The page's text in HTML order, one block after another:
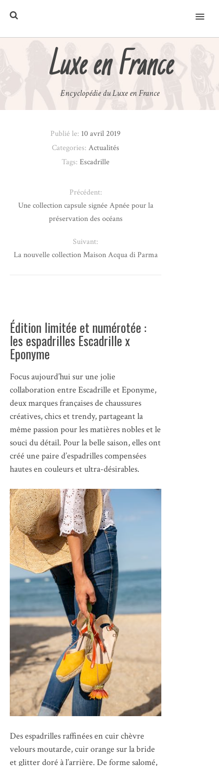
MENU
Luxe en France
Encyclopédie du Luxe en France
Édition limitée et numérotée :
les espadrilles Escadrille x
Eponyme
Focus aujourd’hui sur une jolie
collaboration entre Escadrille et Eponyme,
deux marques françaises de chaussures
créatives, chics et trendy, partageant la
même passion pour les matières nobles et le
souci du détail. Pour la belle saison, elles ont
créé une paire d’espadrilles compensées
hautes en couleurs et ultra-désirables.
Des espadrilles raffinées en cuir chèvre
velours moutarde, cuir orange sur la bride
et glitter doré à l’arrière. De forme salomé,
Publié le: 10 avril 2019
Categories:Actualités
Tags:Escadrille
Précédent:
Une collection capsule signée Apnée pour la
préservation des océans
Suivant:
La nouvelle collection Maison Acqua di Parma